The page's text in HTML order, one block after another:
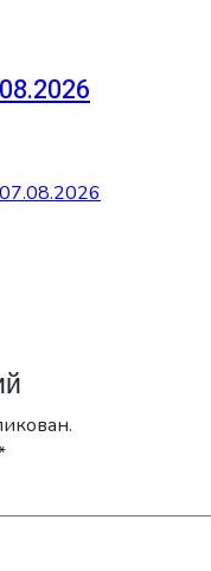
07.08.2026